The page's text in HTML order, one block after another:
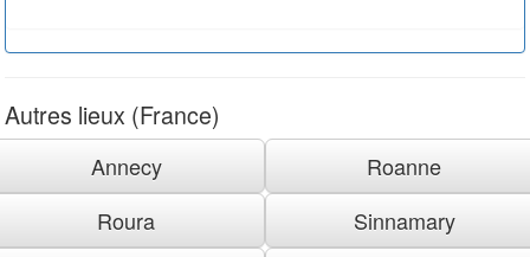
Autres lieux (France)
Annecy
Roanne
Roura
Sinnamary